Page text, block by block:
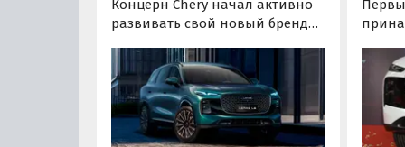
Концерн Chery начал активно
развивать свой новый бренд
арене. Со дня его презентации
на автосалоне в Шанхае 24
апреля уже подписаны
соглашения о сотрудничестве с
32 стратегическими
2026